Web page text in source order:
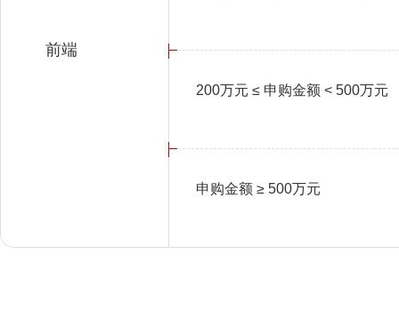
前端
200万元 ≤ 申购金额 < 500万元
申购金额 ≥ 500万元